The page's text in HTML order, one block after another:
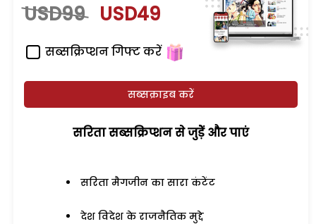
USD99 USD49
सब्सक्रिप्शन गिफ्ट करें
सब्सक्राइब करें
सरिता सब्सक्रिप्शन से जुड़ेें और पाएं
सरिता मैगजीन का सारा कंटेंट
देश विदेश के राजनैतिक मुद्दे